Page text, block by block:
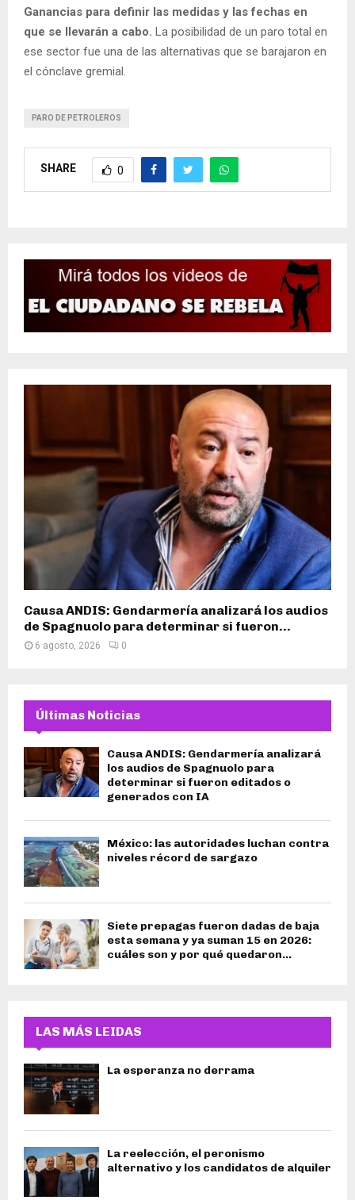
Ganancias para definir las medidas y las fechas en
que se llevarán a cabo. La posibilidad de un paro total en
ese sector fue una de las alternativas que se barajaron en
el cónclave gremial.
PARO DE PETROLEROS
SHARE 0
Causa ANDIS: Gendarmería analizará los audios
de Spagnuolo para determinar si fueron...
6 agosto, 2026 0
Últimas Noticias
Causa ANDIS: Gendarmería analizará
los audios de Spagnuolo para
determinar si fueron editados o
generados con IA
México: las autoridades luchan contra
niveles récord de sargazo
Siete prepagas fueron dadas de baja
esta semana y ya suman 15 en 2026:
cuáles son y por qué quedaron...
LAS MÁS LEIDAS
La esperanza no derrama
La reelección, el peronismo
alternativo y los candidatos de alquiler